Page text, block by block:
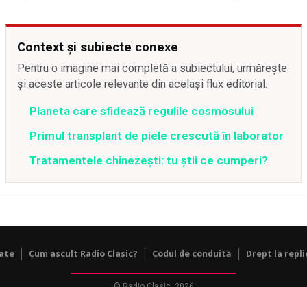
Context și subiecte conexe
Pentru o imagine mai completă a subiectului, urmărește
și aceste articole relevante din același flux editorial.
Planeta care sfidează regulile cosmosului
Primul transplant de piele crescută în laborator
Tratamentele chinezești: tu știi ce cumperi?
Cum ascult Radio Clasic? Codul de conduită Drept la